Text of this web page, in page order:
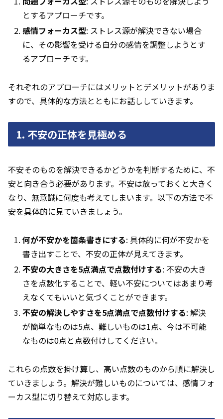
とするアプローチです。
感情フォーカス型: ストレス源が解決できない場合
に、その影響を受ける自分の感情を調整しようとす
るアプローチです。
それぞれのアプローチにはメリットとデメリットがありま
すので、具体的な方法とともにお話ししていきます。
1. 不安の正体を見極める
不安そのものを解決できるかどうかを判断するために、不
安と向き合う必要があります。不安は放っておくと大きく
なり、無意識に何度も考えてしまいます。以下の方法で不
安を具体的に見ていきましょう。
何が不安かを箇条書きにする: 具体的に何が不安かを
書き出すことで、不安の正体が見えてきます。
不安の大きさを5点満点で点数付けする: 不安の大き
さを点数化することで、軽い不安についてはあまり考
えなくてもいいと気づくことができます。
不安の解決しやすさを5点満点で点数付けする: 解決
が簡単なものは5点、難しいものは1点、今は不可能
なものは0点と点数付けしてください。
これらの点数を掛け算し、高い点数のものから順に解決し
ていきましょう。解決が難しいものについては、感情フォ
ーカス型に切り替えて対応します。